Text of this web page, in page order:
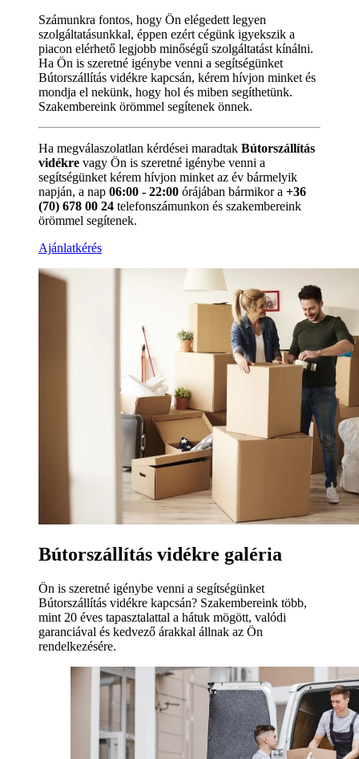
Számunkra fontos, hogy Ön elégedett legyen
szolgáltatásunkkal, éppen ezért cégünk igyekszik a
piacon elérhető legjobb minőségű szolgáltatást kínálni.
Ha Ön is szeretné igénybe venni a segítségünket
Bútorszállítás vidékre kapcsán, kérem hívjon minket és
mondja el nekünk, hogy hol és miben segíthetünk.
Szakembereink örömmel segítenek önnek.
Ha megválaszolatlan kérdései maradtak Bútorszállítás
vidékre vagy Ön is szeretné igénybe venni a
segítségünket kérem hívjon minket az év bármelyik
napján, a nap 06:00 - 22:00 órájában bármikor a +36
(70) 678 00 24 telefonszámunkon és szakembereink
örömmel segítenek.
Ajánlatkérés
Bútorszállítás vidékre galéria
Ön is szeretné igénybe venni a segítségünket
Bútorszállítás vidékre kapcsán? Szakembereink több,
mint 20 éves tapasztalattal a hátuk mögött, valódi
garanciával és kedvező árakkal állnak az Ön
rendelkezésére.